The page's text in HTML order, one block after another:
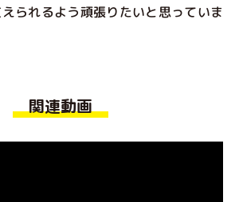
られるよう頑張りたいと思っていま
関連動画